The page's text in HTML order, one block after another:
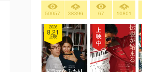
50057 38396 67 10801
2026
8.21
上映